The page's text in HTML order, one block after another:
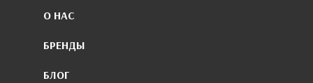
О НАС
БРЕНДЫ
БЛОГ